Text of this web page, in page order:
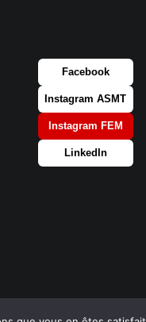
Facebook
Instagram ASMT
Instagram FEM
LinkedIn